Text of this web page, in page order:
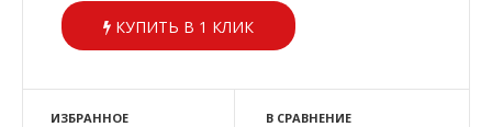
КУПИТЬ В 1 КЛИК
ИЗБРАННОЕ В СРАВНЕНИЕ